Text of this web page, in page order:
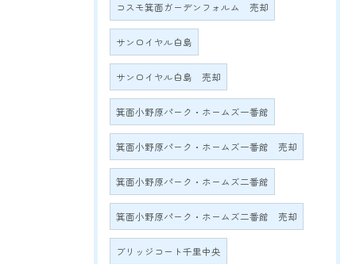
コスモ箕面ガーデンフォルム 売却
サンロイヤル白島
サンロイヤル白島 売却
箕面小野原パーク・ホームズ一番館
箕面小野原パーク・ホームズ一番館 売却
箕面小野原パーク・ホームズ二番館
箕面小野原パーク・ホームズ二番館 売却
ブリッジコート千里中央